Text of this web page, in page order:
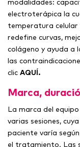
modalidades:
electroterápica la
temperatura celular
redefine curvas,
colágeno y ayuda a
las
clic AQUÍ.
Marca,
La marca del
varias sesiones,
paciente varía
el tratamiento. Las